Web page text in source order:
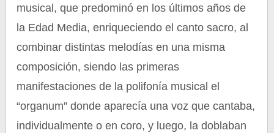
musical, que predominó en los últimos años de
la Edad Media, enriqueciendo el canto sacro, al
combinar distintas melodías en una misma
composición, siendo las primeras
manifestaciones de la polifonía musical el
“organum” donde aparecía una voz que cantaba,
individualmente o en coro, y luego, la doblaban